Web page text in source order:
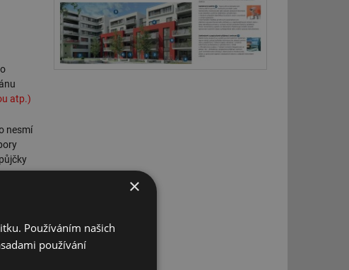
atp.)
nesmí
×
Používáním našich
používání